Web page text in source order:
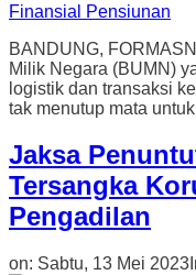
BANDUNG,
Milik Negara (BUMN)
logistik dan transaksi
tak menutup mata
Jaksa
Tersangka
Pengadilan
on: Sabtu, 13 Mei 2023